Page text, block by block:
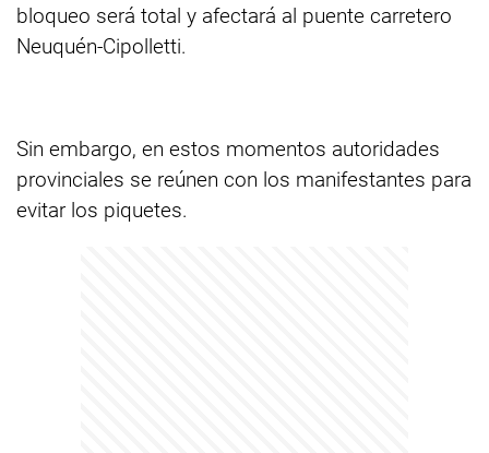
bloqueo será total y afectará al puente carretero
Neuquén-Cipolletti.
Sin embargo, en estos momentos autoridades
provinciales se reúnen con los manifestantes para
evitar los piquetes.